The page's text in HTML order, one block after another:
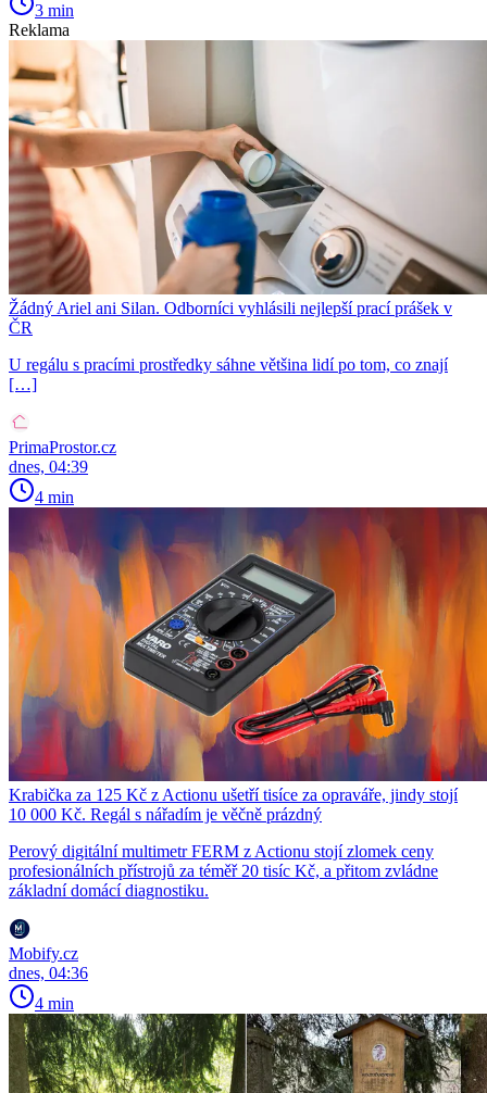
3 min
Reklama
Žádný Ariel ani Silan. Odborníci vyhlásili nejlepší prací prášek v
ČR
U regálu s pracími prostředky sáhne většina lidí po tom, co znají
[…]
PrimaProstor.cz
dnes, 04:39
4 min
Krabička za 125 Kč z Actionu ušetří tisíce za opraváře, jindy stojí
10 000 Kč. Regál s nářadím je věčně prázdný
Perový digitální multimetr FERM z Actionu stojí zlomek ceny
profesionálních přístrojů za téměř 20 tisíc Kč, a přitom zvládne
základní domácí diagnostiku.
Mobify.cz
dnes, 04:36
4 min